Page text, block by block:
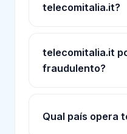
telecomitalia.it?
telecomitalia.it
fraudulento?
Qual país opera